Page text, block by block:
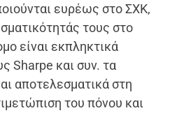
ευρέως στο ΣΧΚ,
τους στο
είναι εκπληκτικά
Sharpe και συν. τα
αποτελεσματικά στη
του πόνου και